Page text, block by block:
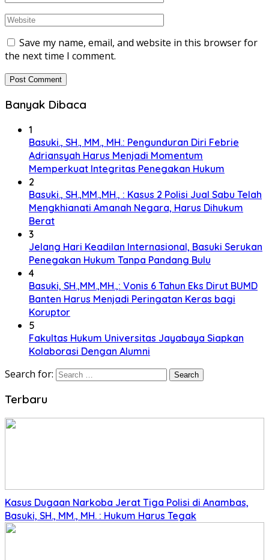
Save my name, email, and website in this browser for
the next time I comment.
Banyak Dibaca
1
Basuki., SH., MM., MH.: Pengunduran Diri Febrie
Adriansyah Harus Menjadi Momentum
Memperkuat Integritas Penegakan Hukum
2
Basuki., SH.,MM.,MH., : Kasus 2 Polisi Jual Sabu Telah
Mengkhianati Amanah Negara, Harus Dihukum
Berat
3
Jelang Hari Keadilan Internasional, Basuki Serukan
Penegakan Hukum Tanpa Pandang Bulu
4
Basuki, SH.,MM.,MH.,: Vonis 6 Tahun Eks Dirut BUMD
Banten Harus Menjadi Peringatan Keras bagi
Koruptor
5
Fakultas Hukum Universitas Jayabaya Siapkan
Kolaborasi Dengan Alumni
Search for:
Terbaru
Kasus Dugaan Narkoba Jerat Tiga Polisi di Anambas,
Basuki, SH., MM., MH. : Hukum Harus Tegak